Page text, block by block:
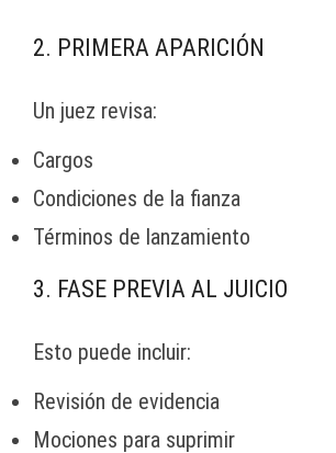
2. PRIMERA APARICIÓN
Un juez revisa:
Cargos
Condiciones de la fianza
Términos de lanzamiento
3. FASE PREVIA AL JUICIO
Esto puede incluir:
Revisión de evidencia
Mociones para suprimir